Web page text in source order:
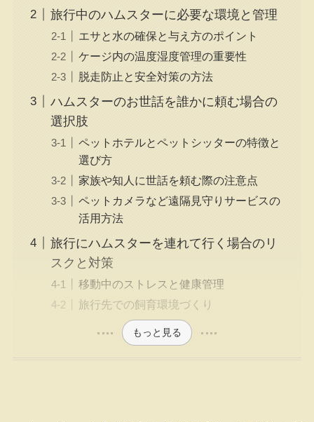
旅行中のハムスターに必要な環境と管理
エサと水の確保と与え方のポイント
ケージ内の温度湿度管理の重要性
脱走防止と安全対策の方法
ハムスターのお世話を誰かに頼む場合の
選択肢
ペットホテルとペットシッターの特徴と
選び方
家族や知人に世話を頼む際の注意点
ペットカメラなど遠隔見守りサービスの
活用方法
旅行にハムスターを連れて行く場合のリ
スクと対策
移動中のストレスと健康管理
旅行先での飼育環境づくり
もっと見る